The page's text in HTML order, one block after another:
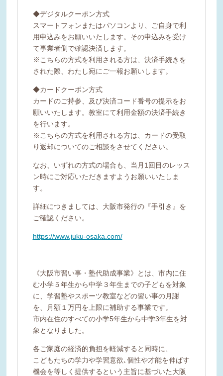
◆デジタルクーポン方式
スマートフォンまたはパソコンより、ご自身で利
用申込みをお願いいたします。その申込みを受け
て事業者側で確認決済します。
※こちらの方式を利用される方は、決済手続きを
された際、わたし宛にご一報お願いします。
◆カードクーポン方式
カードのご持参、及び決済コード番号の提示をお
願いいたします。教室にて利用金額の決済手続き
を行います。
※こちらの方式を利用される方は、カードの受取
り返却についてのご相談をさせてください。
なお、いずれの方式の場合も、当月1回目のレッス
ン時にご対応いただきますようお願いいたしま
す。
詳細につきましては、大阪市発行の『手引き』を
ご確認ください。
https://www.juku-osaka.com/
《大阪市習い事・塾代助成事業》とは、市内に住
む小学５年生から中学３年生までの子どもを対象
に、学習塾やスポーツ教室などの習い事の月謝
を、月額１万円を上限に補助する事業です。
市内在住のすべての小学5年生から中学3年生を対
象となりました。
各ご家庭の経済的負担を軽減すると同時に、
こどもたちの学力や学習意欲､個性や才能を伸ばす
機会を等しく提供するという主旨に基づいた大阪